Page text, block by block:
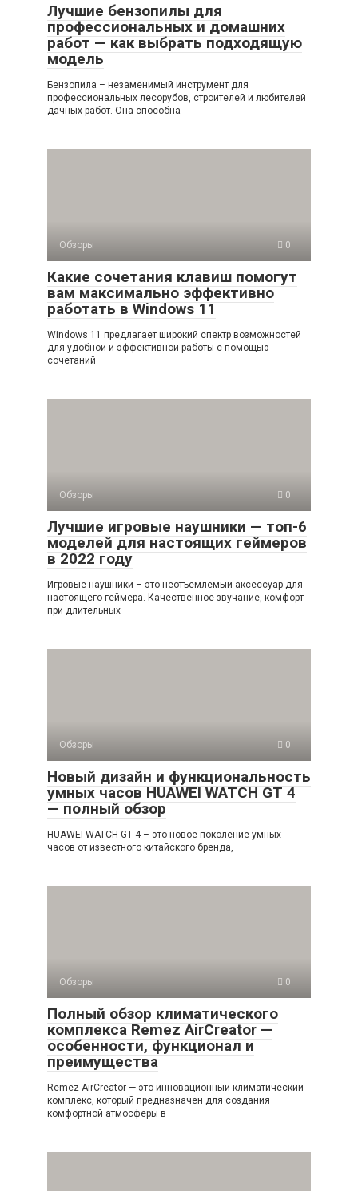
Лучшие бензопилы для
профессиональных и домашних
работ — как выбрать подходящую
модель
Бензопила – незаменимый инструмент для
профессиональных лесорубов, строителей и любителей
дачных работ. Она способна
Обзоры 0
Какие сочетания клавиш помогут
вам максимально эффективно
работать в Windows 11
Windows 11 предлагает широкий спектр возможностей
для удобной и эффективной работы с помощью
сочетаний
Обзоры 0
Лучшие игровые наушники — топ-6
моделей для настоящих геймеров
в 2022 году
Игровые наушники – это неотъемлемый аксессуар для
настоящего геймера. Качественное звучание, комфорт
при длительных
Обзоры 0
Новый дизайн и функциональность
умных часов HUAWEI WATCH GT 4
— полный обзор
HUAWEI WATCH GT 4 – это новое поколение умных
часов от известного китайского бренда,
Обзоры 0
Полный обзор климатического
комплекса Remez AirCreator —
особенности, функционал и
преимущества
Remez AirCreator — это инновационный климатический
комплекс, который предназначен для создания
комфортной атмосферы в